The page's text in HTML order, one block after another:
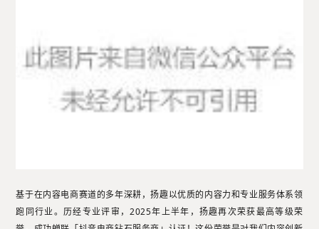
基于在内容电商赛道的多年深耕，扬趣以优质的内容力和专业服务体系领
跑同行业。历经专业评审，2025年上半年，扬趣再次荣获最高等级荣